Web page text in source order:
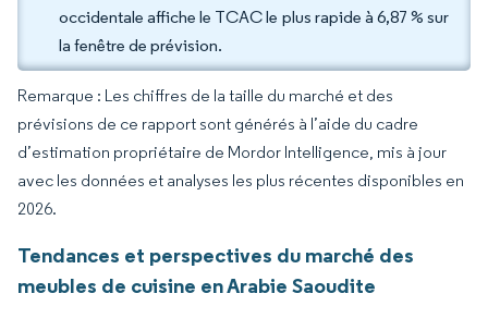
occidentale affiche le TCAC le plus rapide à 6,87 % sur
la fenêtre de prévision.
Remarque : Les chiffres de la taille du marché et des
prévisions de ce rapport sont générés à l’aide du cadre
d’estimation propriétaire de Mordor Intelligence, mis à jour
avec les données et analyses les plus récentes disponibles en
2026.
Tendances et perspectives du marché des
meubles de cuisine en Arabie Saoudite